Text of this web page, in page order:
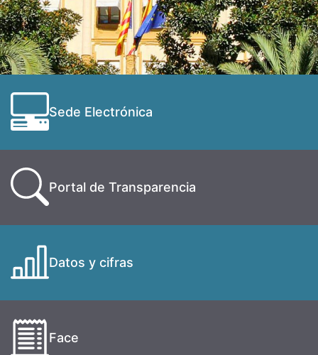
Sede Electrónica
Portal de Transparencia
Datos y cifras
Face